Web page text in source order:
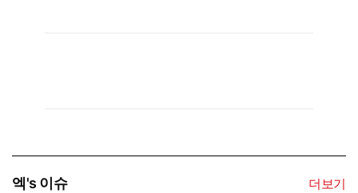
엑's 이슈
더보기